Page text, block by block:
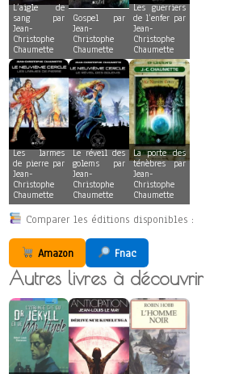
L’aigle de
sang par
Jean-
Christophe
Chaumette
Gospel par
Jean-
Christophe
Chaumette
Les guerriers
de l’enfer par
Jean-
Christophe
Chaumette
Les larmes
de pierre par
Jean-
Christophe
Chaumette
Le réveil des
golems par
Jean-
Christophe
Chaumette
La porte des
ténèbres par
Jean-
Christophe
Chaumette
Comparer les éditions disponibles :
Amazon Fnac
Autres livres à découvrir